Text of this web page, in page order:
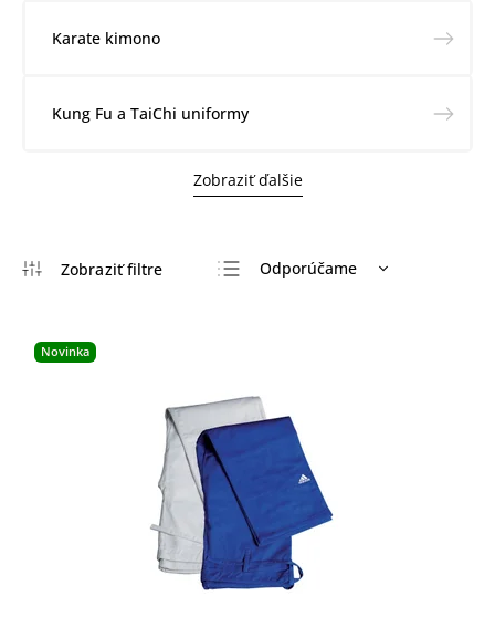
Karate kimono
Kung Fu a TaiChi uniformy
Zobraziť ďalšie
Odporúčame
Abecedne
Novinka